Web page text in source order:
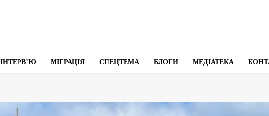
ІНТЕРВʼЮ МІГРАЦІЯ СПЕЦТЕМА БЛОГИ МЕДІАТЕКА